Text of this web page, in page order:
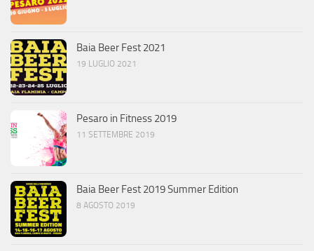
Baia Beer Fest 2021
19 LUGLIO 2021
Pesaro in Fitness 2019
11 SETTEMBRE 2019
Baia Beer Fest 2019 Summer Edition
8 AGOSTO 2019